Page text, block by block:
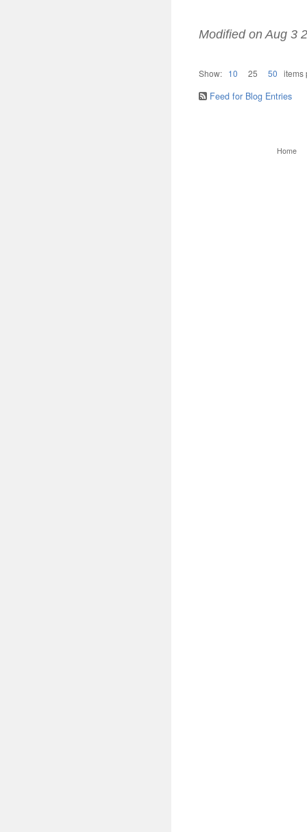
Modified on Aug 3
Show: 10 25 50 items
Feed for Blog Entries
Home